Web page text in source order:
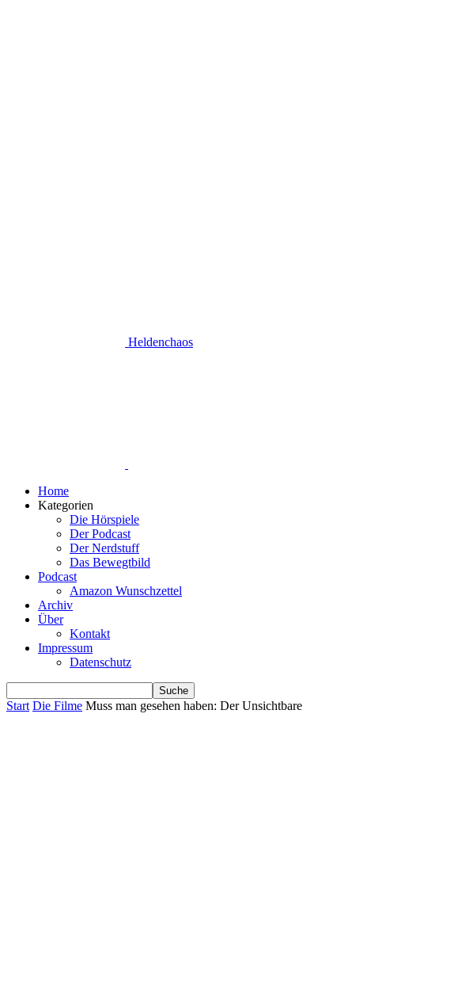
Heldenchaos
Home
Kategorien
Die Hörspiele
Der Podcast
Der Nerdstuff
Das Bewegtbild
Podcast
Amazon Wunschzettel
Archiv
Über
Kontakt
Impressum
Datenschutz
Start Die Filme Muss man gesehen haben: Der Unsichtbare